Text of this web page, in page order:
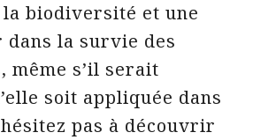
biodiversité et une
dans la survie des
s’il serait
soit appliquée dans
pas à découvrir